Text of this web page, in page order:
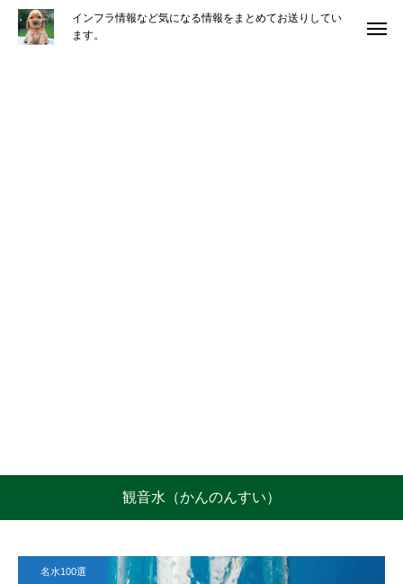
インフラ情報など気になる情報をまとめてお送りしてい
ます。
観音水（かんのんすい）
名水100選